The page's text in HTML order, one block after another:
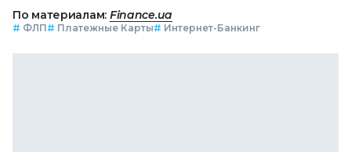
По материалам: Finance.ua
# ФЛП# Платежные Карты# Интернет-Банкинг